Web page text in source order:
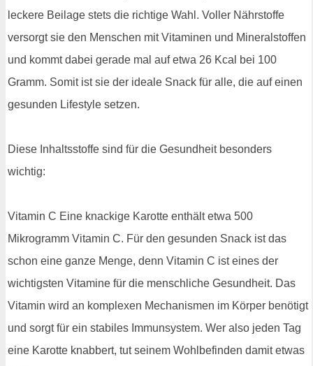
leckere Beilage stets die richtige Wahl. Voller Nährstoffe
versorgt sie den Menschen mit Vitaminen und Mineralstoffen
und kommt dabei gerade mal auf etwa 26 Kcal bei 100
Gramm. Somit ist sie der ideale Snack für alle, die auf einen
gesunden Lifestyle setzen.
Diese Inhaltsstoffe sind für die Gesundheit besonders
wichtig:
Vitamin C Eine knackige Karotte enthält etwa 500
Mikrogramm Vitamin C. Für den gesunden Snack ist das
schon eine ganze Menge, denn Vitamin C ist eines der
wichtigsten Vitamine für die menschliche Gesundheit. Das
Vitamin wird an komplexen Mechanismen im Körper benötigt
und sorgt für ein stabiles Immunsystem. Wer also jeden Tag
eine Karotte knabbert, tut seinem Wohlbefinden damit etwas